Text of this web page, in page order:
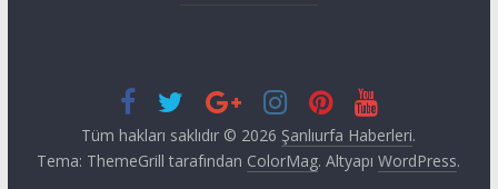
Tüm hakları saklıdır © 2026Şanlıurfa Haberleri.
Tema: ThemeGrill tarafından ColorMag. AltyapıWordPress.